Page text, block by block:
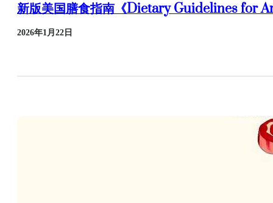
新版美国膳食指南《Dietary Guidelines for
2026年1月22日